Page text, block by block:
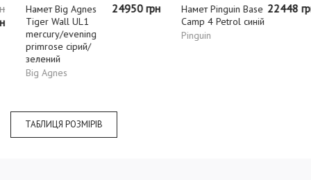
Намет Big Agnes
Tiger Wall UL1
mercury/evening
primrose сірий/
зелений
Big Agnes
24950 грн
Намет Pinguin Base
Camp 4 Petrol синій
Pinguin
22448 грн
ТАБЛИЦЯ РОЗМІРІВ